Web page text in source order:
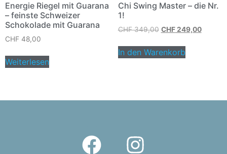
Energie Riegel mit Guarana
– feinste Schweizer
Schokolade mit Guarana
CHF 48,00
Weiterlesen
Chi Swing Master – die Nr.
1!
CHF349,00 CHF249,00
In den Warenkorb